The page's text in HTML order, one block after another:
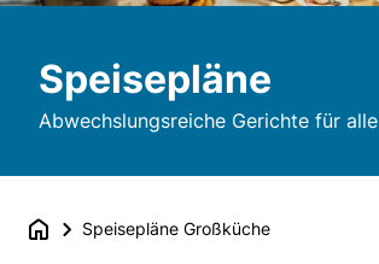
Speisepläne
Abwechslungsreiche Gerichte für alle
Speisepläne Großküche